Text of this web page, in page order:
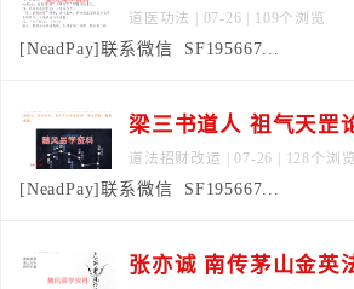
道医功法 | 07-26 | 109个浏览
[NeadPay]联系微信 SF195667...
梁三书道人 祖气天罡
道法招财改运 | 07-26 | 128个浏览
[NeadPay]联系微信 SF195667...
张亦诚 南传茅山金英